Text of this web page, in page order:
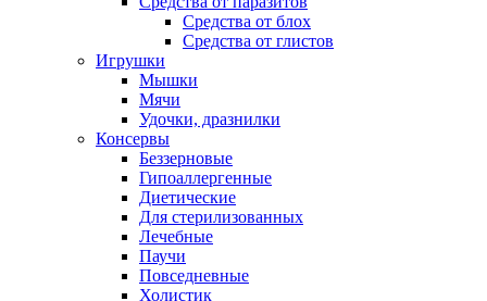
Средства от блох
Средства от глистов
Игрушки
Мышки
Мячи
Удочки, дразнилки
Консервы
Беззерновые
Гипоаллергенные
Диетические
Для стерилизованных
Лечебные
Паучи
Повседневные
Холистик